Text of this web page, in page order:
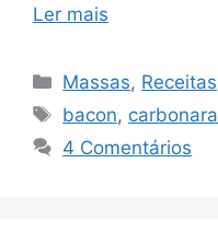
Ler mais
Categorias
Massas, Receitas
Tags
bacon, carbonara
4 Comentários